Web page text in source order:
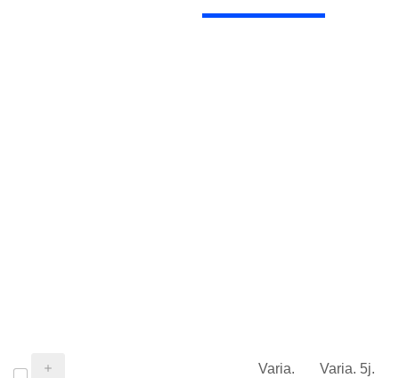
Varia. Varia. 5j.